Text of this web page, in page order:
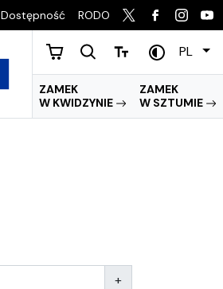
Dostępność RODO
PL
ZAMEK
W KWIDZYNIE
ZAMEK
W SZTUMIE
+